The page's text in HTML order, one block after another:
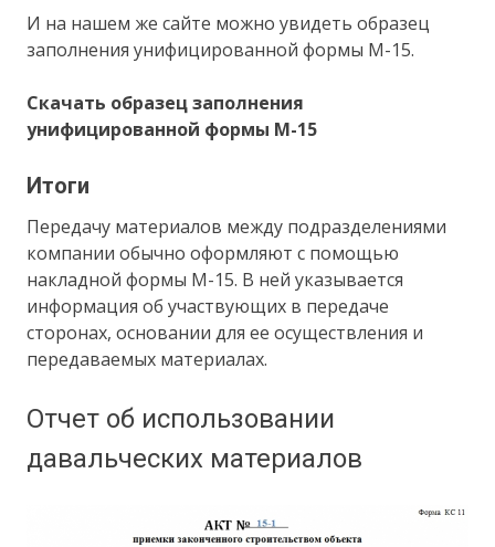
И на нашем же сайте можно увидеть образец
заполнения унифицированной формы М-15.
Скачать образец заполнения
унифицированной формы М-15
Итоги
Передачу материалов между подразделениями
компании обычно оформляют с помощью
накладной формы М-15. В ней указывается
информация об участвующих в передаче
сторонах, основании для ее осуществления и
передаваемых материалах.
Отчет об использовании
давальческих материалов